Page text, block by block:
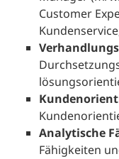
Customer
Analytische
Fähigkeiten